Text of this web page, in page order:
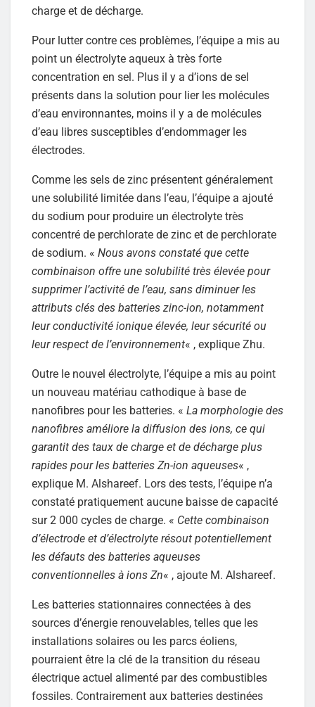
charge et de décharge.
Pour lutter contre ces problèmes, l’équipe a mis au
point un électrolyte aqueux à très forte
concentration en sel. Plus il y a d’ions de sel
présents dans la solution pour lier les molécules
d’eau environnantes, moins il y a de molécules
d’eau libres susceptibles d’endommager les
électrodes.
Comme les sels de zinc présentent généralement
une solubilité limitée dans l’eau, l’équipe a ajouté
du sodium pour produire un électrolyte très
concentré de perchlorate de zinc et de perchlorate
de sodium. « Nous avons constaté que cette
combinaison offre une solubilité très élevée pour
supprimer l’activité de l’eau, sans diminuer les
attributs clés des batteries zinc-ion, notamment
leur conductivité ionique élevée, leur sécurité ou
leur respect de l’environnement« , explique Zhu.
Outre le nouvel électrolyte, l’équipe a mis au point
un nouveau matériau cathodique à base de
nanofibres pour les batteries. « La morphologie des
nanofibres améliore la diffusion des ions, ce qui
garantit des taux de charge et de décharge plus
rapides pour les batteries Zn-ion aqueuses« ,
explique M. Alshareef. Lors des tests, l’équipe n’a
constaté pratiquement aucune baisse de capacité
sur 2 000 cycles de charge. « Cette combinaison
d’électrode et d’électrolyte résout potentiellement
les défauts des batteries aqueuses
conventionnelles à ions Zn« , ajoute M. Alshareef.
Les batteries stationnaires connectées à des
sources d’énergie renouvelables, telles que les
installations solaires ou les parcs éoliens,
pourraient être la clé de la transition du réseau
électrique actuel alimenté par des combustibles
fossiles. Contrairement aux batteries destinées